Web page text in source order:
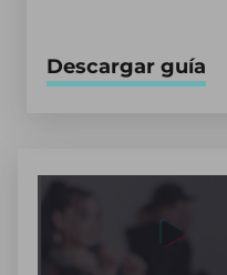
Descargar guía